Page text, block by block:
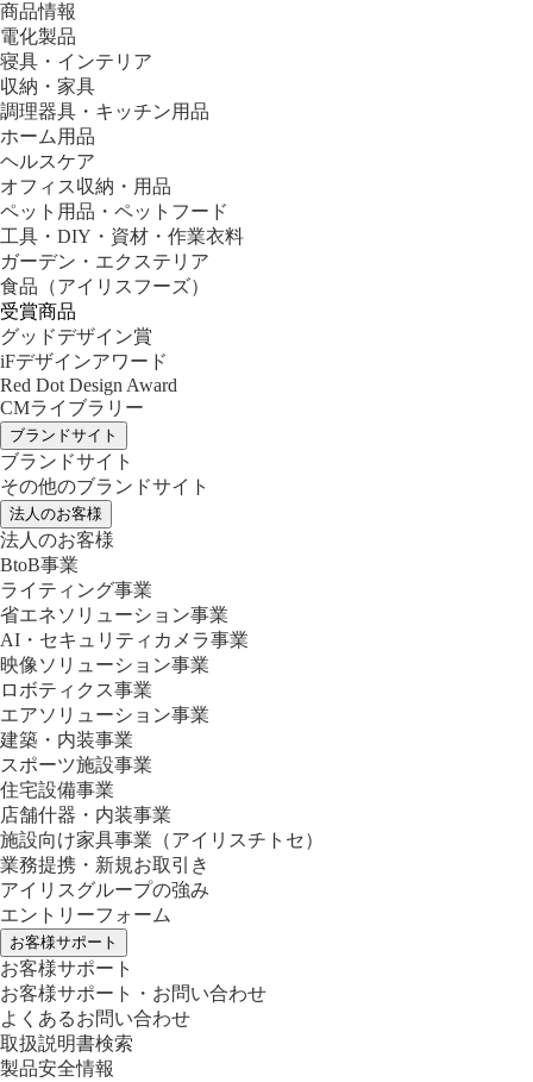
商品情報
電化製品
寝具・インテリア
収納・家具
調理器具・キッチン用品
ホーム用品
ヘルスケア
オフィス収納・用品
ペット用品・ペットフード
工具・DIY・資材・作業衣料
ガーデン・エクステリア
食品 （アイリスフーズ）
受賞商品
グッドデザイン賞
iFデザインアワード
Red Dot Design Award
CMライブラリー
ブランドサイト
ブランドサイト
その他のブランドサイト
法人のお客様
法人のお客様
BtoB事業
ライティング事業
省エネソリューション事業
AI・セキュリティカメラ事業
映像ソリューション事業
ロボティクス事業
エアソリューション事業
建築・内装事業
スポーツ施設事業
住宅設備事業
店舗什器・内装事業
施設向け家具事業 （アイリスチトセ）
業務提携・新規お取引き
アイリスグループの強み
エントリーフォーム
お客様サポート
お客様サポート
お客様サポート・お問い合わせ
よくあるお問い合わせ
取扱説明書検索
製品安全情報